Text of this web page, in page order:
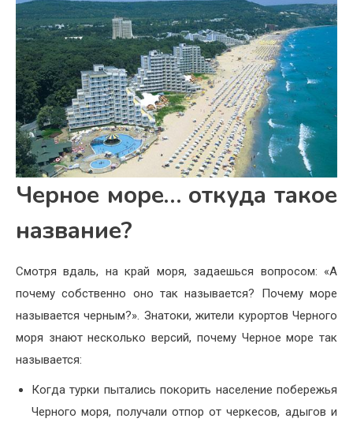
Черное море… откуда такое
название?
Смотря вдаль, на край моря, задаешься вопросом: «А
почему собственно оно так называется? Почему море
называется черным?». Знатоки, жители курортов Черного
моря знают несколько версий, почему Черное море так
называется:
Когда турки пытались покорить население побережья
Черного моря, получали отпор от черкесов, адыгов и